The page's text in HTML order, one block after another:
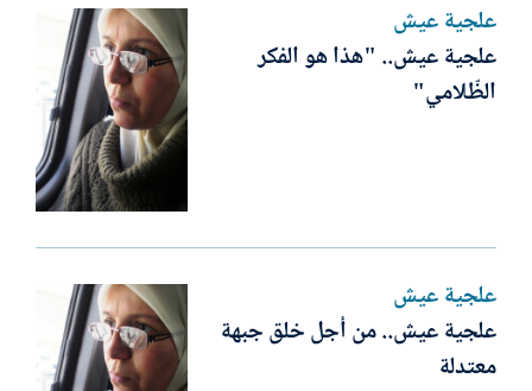
علجية عيش
علجية عيش.. "هذا هو الفكر
الظّلامي"
علجية عيش
علجية عيش.. من أجل خلق جبهة
معتدلة